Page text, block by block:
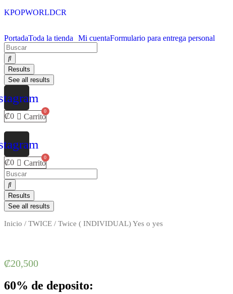
KPOPWORLDCR
PortadaToda la tienda Mi cuentaFormulario para entrega personal
Results
See all results
₡0 Carrito
₡0 Carrito
Results
See all results
Inicio / TWICE / Twice ( INDIVIDUAL) Yes o yes
₡20,500
60% de deposito: